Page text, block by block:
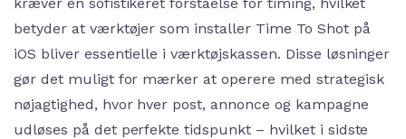
betyder at værktøjer som installer Time To Shot på
iOS bliver essentielle i værktøjskassen. Disse løsninger
gør det muligt for mærker at operere med strategisk
nøjagtighed, hvor hver post, annonce og kampagne
udløses på det perfekte tidspunkt – hvilket i sidste